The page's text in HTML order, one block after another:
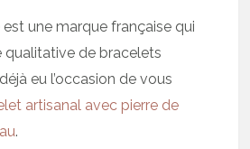
est une marque française qui
qualitative de bracelets
eu l’occasion de vous
artisanal avec pierre de
.